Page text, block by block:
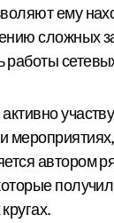
ему
сложных
автором